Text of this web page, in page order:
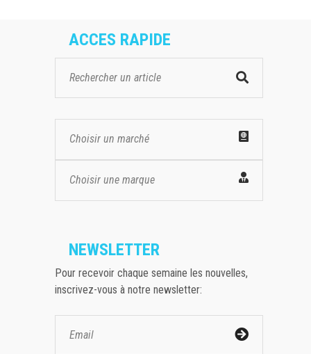
ACCES RAPIDE
Choisir un marché
Choisir une marque
NEWSLETTER
Pour recevoir chaque semaine les nouvelles,
inscrivez-vous à notre newsletter: